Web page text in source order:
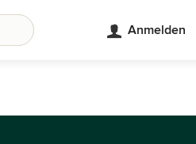
Anmelden